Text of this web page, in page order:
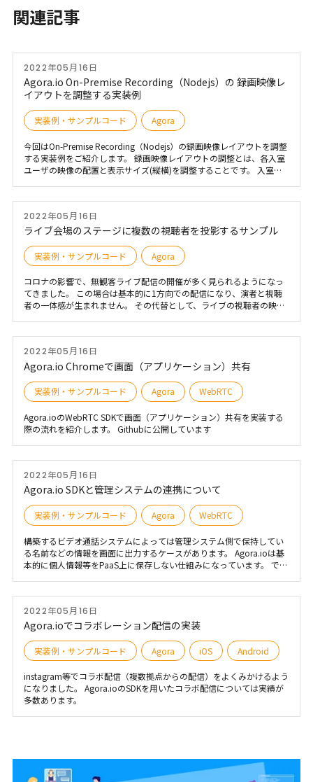
関連記事
2022年05月16日
Agora.io On-Premise Recording（Nodejs）の 録画映像レ
イアウトを調整する実装例
実装例・サンプルコード Agora
今回はOn-Premise Recording（Nodejs）の録画映像レイアウトを調整
する実装例をご紹介します。 録画映像レイアウトの調整とは、各入室
ユーザの映像の配置と表示サイズ(縦横)を調整することです。 入室拠
れています。 こちらのサンプルコードを使って録画映像レイアウトを
調整してみます。 https://github.com/AgoraIO/Basic-
Recording/tree/master/On-Premise-Recording-Nodejs Githubに公開
ンプルをダウンロードしそこに上書きしてください。
2022年05月16日
ライブ会場のステージに複数の視聴者を投影するサンプル
実装例・サンプルコード Agora
コロナの影響で、無観客ライブ配信の開催が多く見られるようになっ
てきました。 この場合は基本的に1方向での配信になり、演者と視聴
者の一体感が生まれません。 その代替として、ライブの視聴者の映像
す。 このシステム名”FanWall”と呼んだりしています。 サンプルはこ
ちら
2022年05月16日
Agora.io Chromeで画面（アプリケーション）共有
実装例・サンプルコード Agora WebRTC
Agora.ioのWebRTC SDKで画面（アプリケーション）共有を実装する
際の流れを紹介します。 Githubに公開しています
2022年05月16日
Agora.io SDKと管理システムの連携について
実装例・サンプルコード Agora WebRTC
構築するビデオ通話システムによっては管理システム側で保持してい
る名前などの情報を画面に出力するケースがあります。 Agora.ioは基
本的に個人情報等をPaaS上に保存しない仕組みになっています。 で
2022年05月16日
Agora.ioでコラボレーション配信の実装
実装例・サンプルコード Agora iOS Android
instagram等でコラボ配信（複数拠点からの配信）をよくみかけるよう
になりました。 Agora.ioのSDKを用いたコラボ配信については実績が
多数あります。